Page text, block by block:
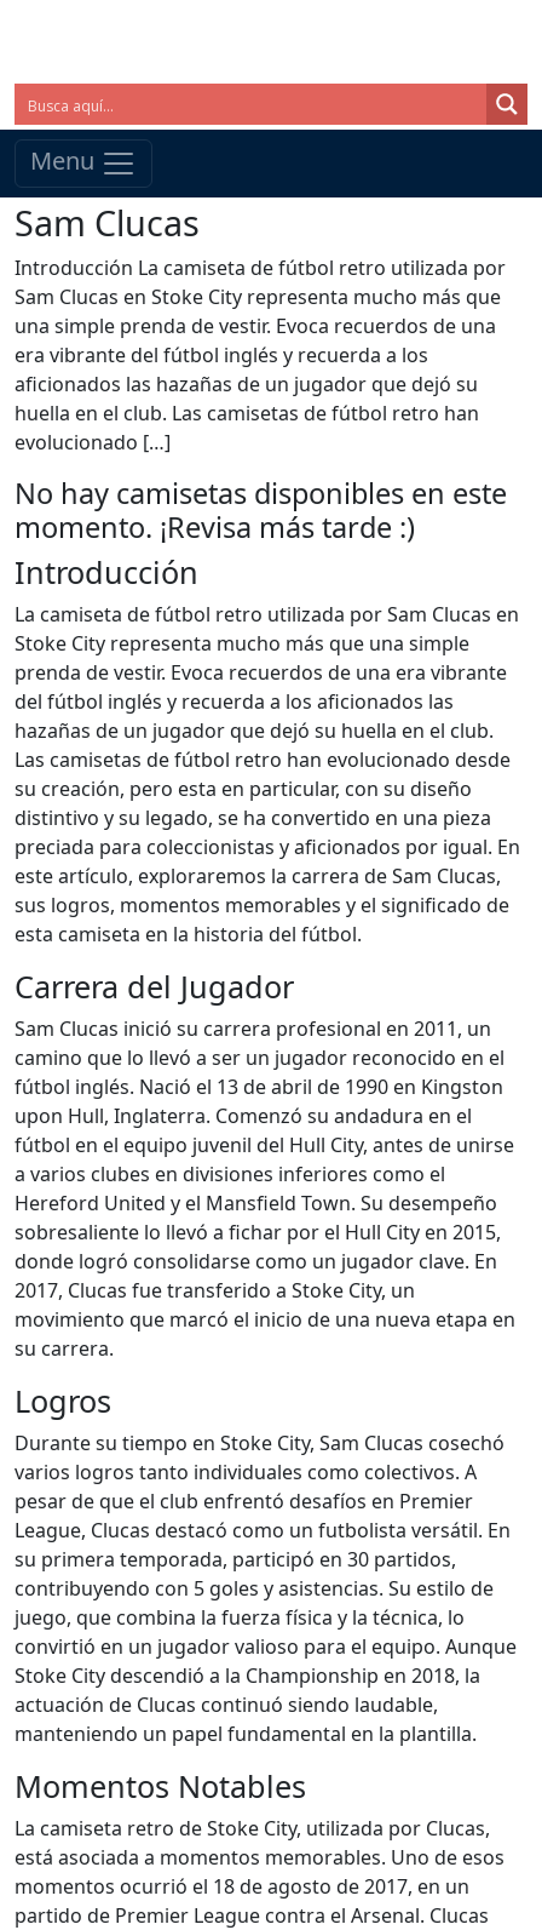
Menu
Sam Clucas
Introducción La camiseta de fútbol retro utilizada por
Sam Clucas en Stoke City representa mucho más que
una simple prenda de vestir. Evoca recuerdos de una
era vibrante del fútbol inglés y recuerda a los
aficionados las hazañas de un jugador que dejó su
huella en el club. Las camisetas de fútbol retro han
evolucionado […]
No hay camisetas disponibles en este
momento. ¡Revisa más tarde :)
Introducción
La camiseta de fútbol retro utilizada por Sam Clucas en
Stoke City representa mucho más que una simple
prenda de vestir. Evoca recuerdos de una era vibrante
del fútbol inglés y recuerda a los aficionados las
hazañas de un jugador que dejó su huella en el club.
Las camisetas de fútbol retro han evolucionado desde
su creación, pero esta en particular, con su diseño
distintivo y su legado, se ha convertido en una pieza
preciada para coleccionistas y aficionados por igual. En
este artículo, exploraremos la carrera de Sam Clucas,
sus logros, momentos memorables y el significado de
esta camiseta en la historia del fútbol.
Carrera del Jugador
Sam Clucas inició su carrera profesional en 2011, un
camino que lo llevó a ser un jugador reconocido en el
fútbol inglés. Nació el 13 de abril de 1990 en Kingston
upon Hull, Inglaterra. Comenzó su andadura en el
fútbol en el equipo juvenil del Hull City, antes de unirse
a varios clubes en divisiones inferiores como el
Hereford United y el Mansfield Town. Su desempeño
sobresaliente lo llevó a fichar por el Hull City en 2015,
donde logró consolidarse como un jugador clave. En
2017, Clucas fue transferido a Stoke City, un
movimiento que marcó el inicio de una nueva etapa en
su carrera.
Logros
Durante su tiempo en Stoke City, Sam Clucas cosechó
varios logros tanto individuales como colectivos. A
pesar de que el club enfrentó desafíos en Premier
League, Clucas destacó como un futbolista versátil. En
su primera temporada, participó en 30 partidos,
contribuyendo con 5 goles y asistencias. Su estilo de
juego, que combina la fuerza física y la técnica, lo
convirtió en un jugador valioso para el equipo. Aunque
Stoke City descendió a la Championship en 2018, la
actuación de Clucas continuó siendo laudable,
manteniendo un papel fundamental en la plantilla.
Momentos Notables
La camiseta retro de Stoke City, utilizada por Clucas,
está asociada a momentos memorables. Uno de esos
momentos ocurrió el 18 de agosto de 2017, en un
partido de Premier League contra el Arsenal. Clucas